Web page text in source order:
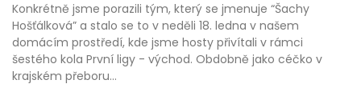
Konkrétně jsme porazili tým, který se jmenuje “Šachy
Hošťálková” a stalo se to v neděli 18. ledna v našem
domácím prostředí, kde jsme hosty přivítali v rámci
šestého kola První ligy - východ. Obdobně jako céčko v
krajském přeboru...